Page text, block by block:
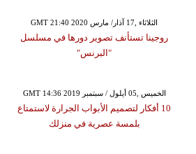
GMT 21:40 2020 الثلاثاء ,17 آذار/ مارس
روجينا تستأنف تصوير دورها في مسلسل
"البرنس"
GMT 14:36 2019 الخميس ,05 أيلول / سبتمبر
10 أفكار لتصميم الأبواب الجرارة لاستمتاع
بلمسة عصرية في منزلك